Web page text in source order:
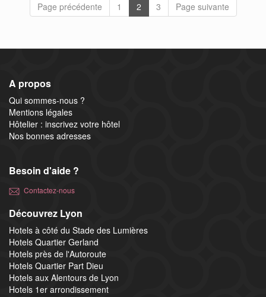
Page précédente 1 2 3 Page suivante
A propos
Qui sommes-nous ?
Mentions légales
Hôtelier : inscrivez votre hôtel
Nos bonnes adresses
Besoin d'aide ?
Contactez-nous
Découvrez Lyon
Hotels à côté du Stade des Lumières
Hotels Quartier Gerland
Hotels près de l'Autoroute
Hotels Quartier Part Dieu
Hotels aux Alentours de Lyon
Hotels 1er arrondissement